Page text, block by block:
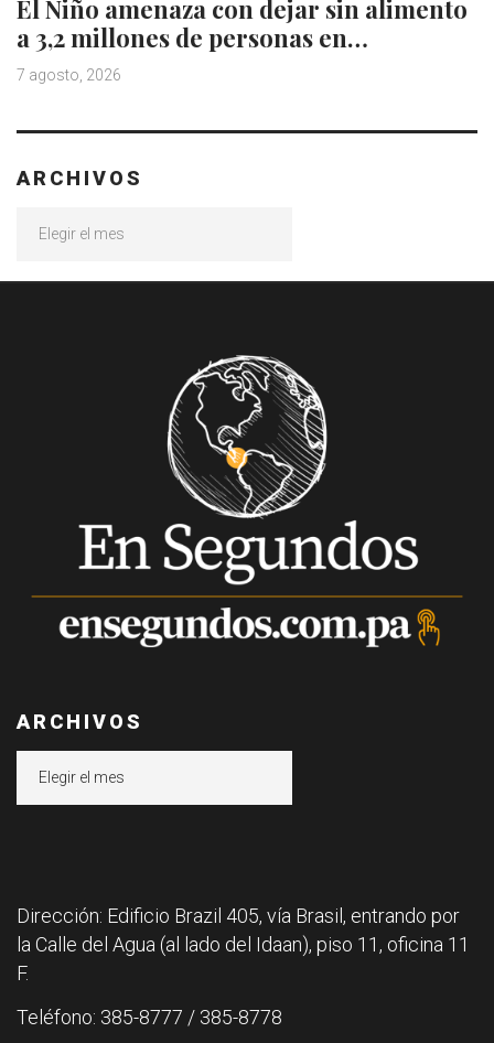
El Niño amenaza con dejar sin alimento
a 3,2 millones de personas en…
7 agosto, 2026
ARCHIVOS
ARCHIVOS
Dirección: Edificio Brazil 405, vía Brasil, entrando por
la Calle del Agua (al lado del Idaan), piso 11, oficina 11
F.
Teléfono: 385-8777 / 385-8778